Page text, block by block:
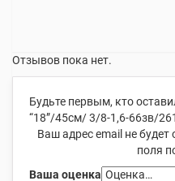
Отзывов пока нет.
Будьте первым, кто
“18”/45см/ 3/8-1,6-66зв/
Ваш адрес email не будет
поля
Ваша оценка